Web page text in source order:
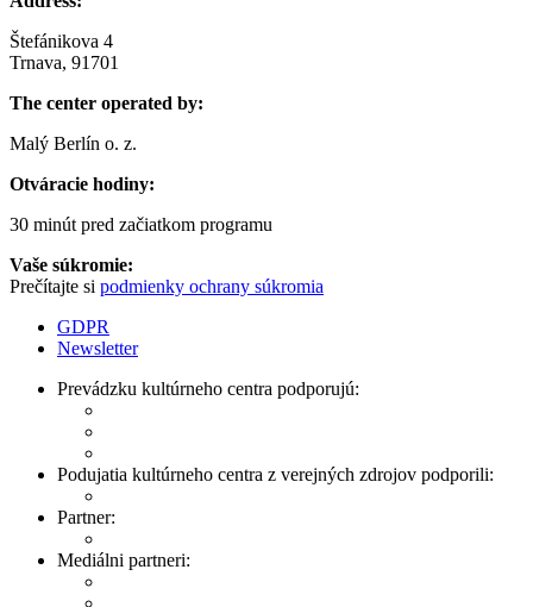
Štefánikova 4
Trnava, 91701
The center operated by:
Malý Berlín o. z.
Otváracie hodiny:
30 minút pred začiatkom programu
Vaše súkromie:
Prečítajte si podmienky ochrany súkromia
GDPR
Newsletter
Prevádzku kultúrneho centra podporujú:
Podujatia kultúrneho centra z verejných zdrojov podporili:
Partner:
Mediálni partneri: